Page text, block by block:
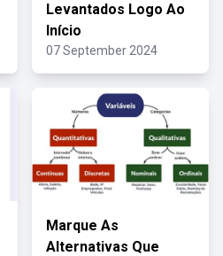
Levantados Logo Ao
Início
07 September 2024
Marque As
Alternativas Que